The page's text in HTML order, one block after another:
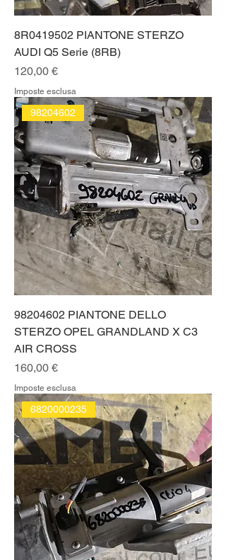
8R0419502 PIANTONE STERZO
AUDI Q5 Serie (8RB)
Prezzo
120,00 €
Imposte esclusa
98204602
98204602 PIANTONE DELLO
STERZO OPEL GRANDLAND X C3
AIR CROSS
Prezzo
160,00 €
Imposte esclusa
6820000235